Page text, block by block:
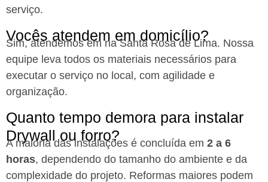
serviço.
Vocês atendem em domicílio?​
Sim, atendemos em na Santa Rosa de Lima. Nossa
equipe leva todos os materiais necessários para
executar o serviço no local, com agilidade e
organização.
Quanto tempo demora para instalar
Drywall ou forro?
A maioria das instalações é concluída em 2 a 6
horas, dependendo do tamanho do ambiente e da
complexidade do projeto. Reformas maiores podem